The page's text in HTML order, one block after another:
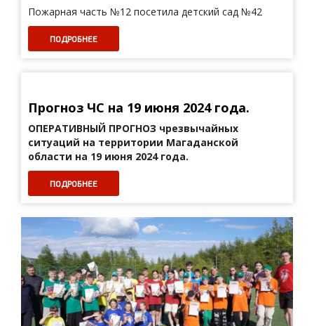
Пожарная часть №12 посетила детский сад №42
ПОДРОБНЕЕ
Прогноз ЧС на 19 июня 2024 года.
ОПЕРАТИВНЫЙ ПРОГНОЗ чрезвычайных
ситуаций на территории Магаданской
области на 19 июня 2024 года.
ПОДРОБНЕЕ